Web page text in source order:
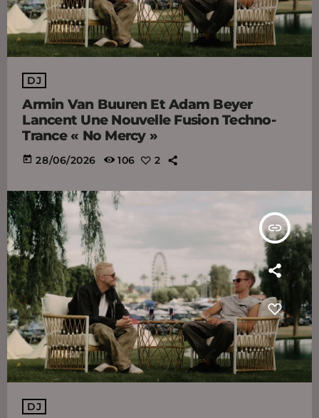
DJ
Armin Van Buuren Et Adam Beyer
Lancent Une Nouvelle Fusion Techno-
Trance « No Mercy »
today 28/06/2026 106 2
insert_link
DJ